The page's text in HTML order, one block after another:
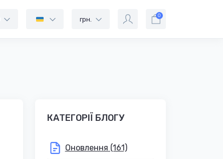
грн. 0
КАТЕГОРІЇ БЛОГУ
Оновлення (161)